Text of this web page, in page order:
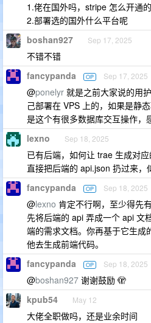
1.佬在国外吗，stripe 怎么开通的
2.部署选的国外什么平台呢
boshan927 Sep 17, 2025
不错不错
fancypanda OP Sep 17, 2025
@ponelyr 就是之前大家说的用
己部署在 VPS 上的，如果是静
是这个有很多数据库交互操作，
lexno Sep 18, 2025
已有后端，如何让 trae 生成对应
直接把后端的 api.json 扔过来，
fancypanda OP Sep 18, 2025
@lexno 肯定不行啊，至少得先
先将后端的 api 弄成一个 api 文
端的需求文档。你再基于它生成
他去生成前端代码。
fancypanda OP Sep 18, 2025
@boshan927 谢谢鼓励 🫣
kpub54 May 12
大佬全职做吗，还是业余时间